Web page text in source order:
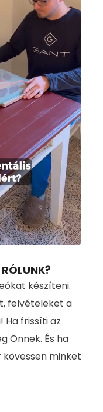
készíteni.
felvételeket a
Ha frissíti az
Önnek. És ha
kövessen minket